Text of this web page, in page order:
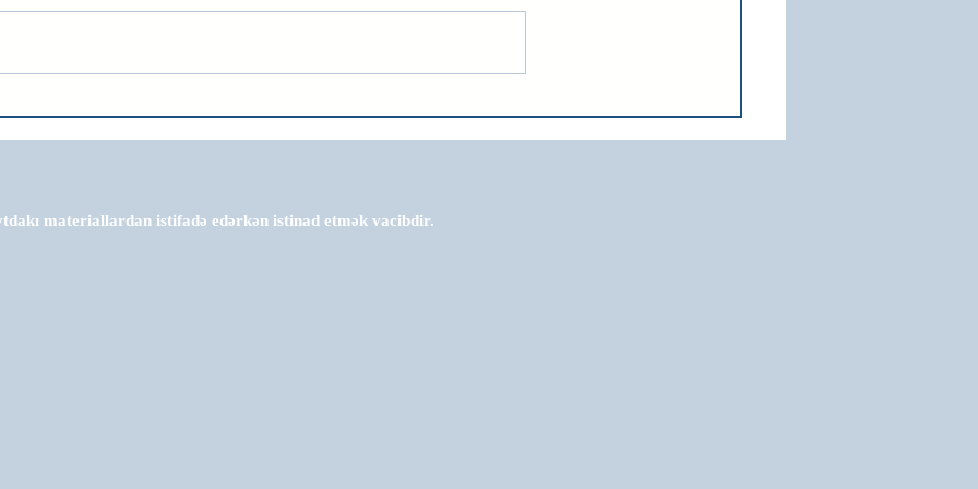
materiallardan istifadə edərkən istinad etmək vacibdir.